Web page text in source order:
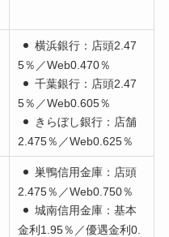
横浜銀行 ：店頭2.47
5％／Web0.470％
千葉銀行 ：店頭2.47
5％／Web0.605％
きらぼし銀行 ：店舗
2.475％／Web0.625％
巣鴨信用金庫 ：店頭
2.475％／Web0.750％
城南信用金庫 ：基本
金利1.95％／優遇金利0.